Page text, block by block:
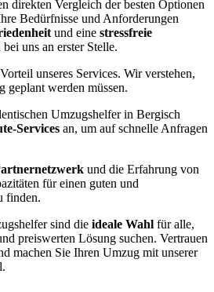
direkten Vergleich der besten Optionen
Bedürfnisse und Anforderungen
und eine stressfreie
bei uns an erster Stelle.
unseres Services. Wir verstehen,
geplant werden müssen.
Umzugshelfer in Bergisch
Services an, um auf schnelle Anfragen
und die Erfahrung von
für einen guten und
finden.
sind die ideale Wahl für alle,
preiswerten Lösung suchen. Vertrauen
machen Sie Ihren Umzug mit unserer